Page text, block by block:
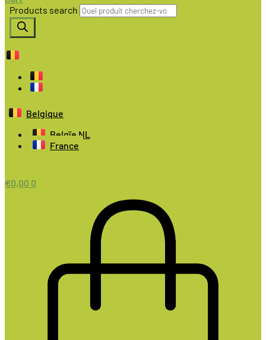
Products search
Belgique
Belgïe NL
France
€0,00 0